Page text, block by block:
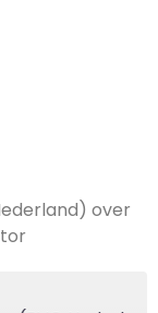
over